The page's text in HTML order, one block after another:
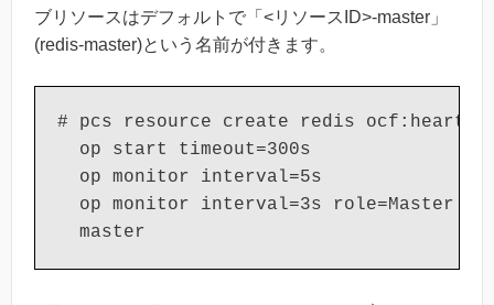
ブリソースはデフォルトで「<リソースID>-master」
(redis-master)という名前が付きます。
# pcs resource create redis
  op start timeout=300s
  op monitor interval=5s
  op monitor interval=3s role=Master
  master